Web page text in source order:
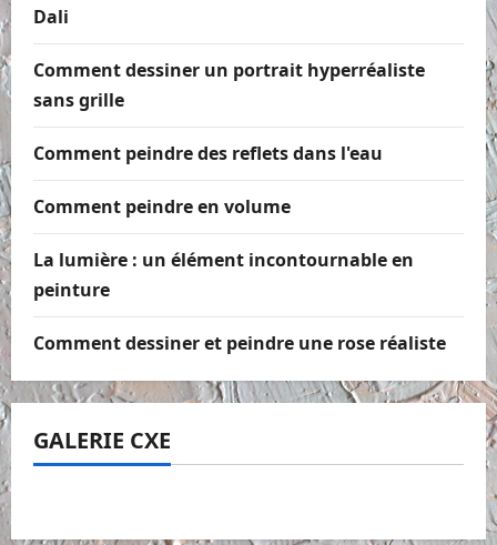
Dali
Comment dessiner un portrait hyperréaliste
sans grille
Comment peindre des reflets dans l'eau
Comment peindre en volume
La lumière : un élément incontournable en
peinture
Comment dessiner et peindre une rose réaliste
GALERIE CXE